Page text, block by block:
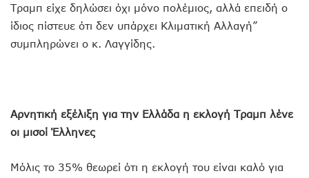
Τραμπ είχε δηλώσει όχι μόνο πολέμιος, αλλά επειδή ο
ίδιος πίστευε ότι δεν υπάρχει Κλιματική Αλλαγή”
συμπληρώνει ο κ. Λαγγίδης.
Αρνητική εξέλιξη για την Ελλάδα η εκλογή Τραμπ λένε
οι μισοί Έλληνες
Μόλις το 35% θεωρεί ότι η εκλογή του είναι καλό για